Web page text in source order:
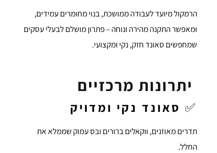
הרמקול מיועד לעבודה ממושכת, בנוי מחומרים עמידים,
ומאפשר התקנה מהירה ונוחה – פתרון מושלם לבעלי עסקים
שמחפשים סאונד חזק, נקי ומקצועי.
יתרונות מרכזיים
✅ סאונד נקי ומדויק
תדרים מאוזנים, ווקאלים ברורים ובס עמוק שממלא את
החלל.